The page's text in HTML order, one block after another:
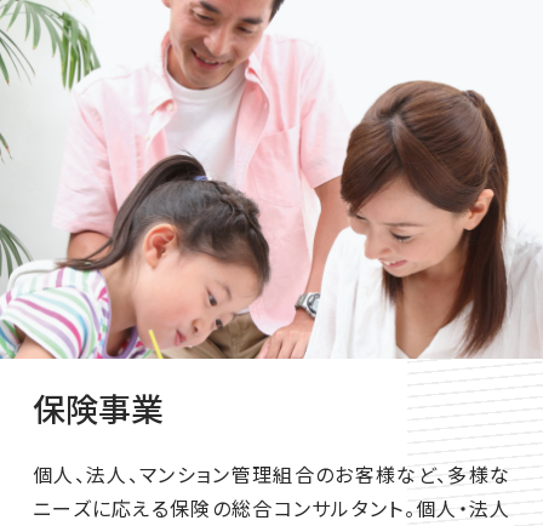
保険事業
個人、法人、マンション管理組合のお客様など、多様な
ニーズに応える保険の総合コンサルタント。個人・法人